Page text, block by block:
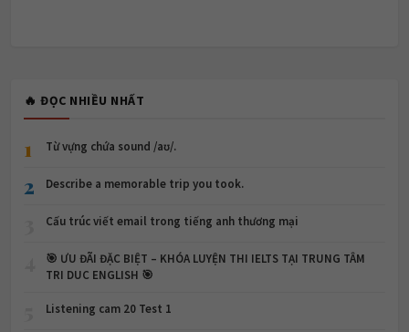
🔥 ĐỌC NHIỀU NHẤT
1 Từ vựng chứa sound /aʊ/.
2 Describe a memorable trip you took.
Cấu trúc viết email trong tiếng anh thương mại
🎯 ƯU ĐÃI ĐẶC BIỆT – KHÓA LUYỆN THI IELTS TẠI TRUNG TÂM
TRI DUC ENGLISH 🎯
Listening cam 20 Test 1